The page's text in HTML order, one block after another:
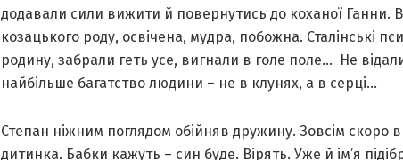
додавали сили вижити й повернутись до коханої Ганни.
козацького роду, освічена, мудра, побожна. Сталінські
родину, забрали геть усе, вигнали в голе поле… Не
найбільше багатство людини – не в клунях, а в серці…
Степан ніжним поглядом обійняв дружину. Зовсім скоро
дитинка. Бабки кажуть – син буде. Вірять. Уже й ім’я